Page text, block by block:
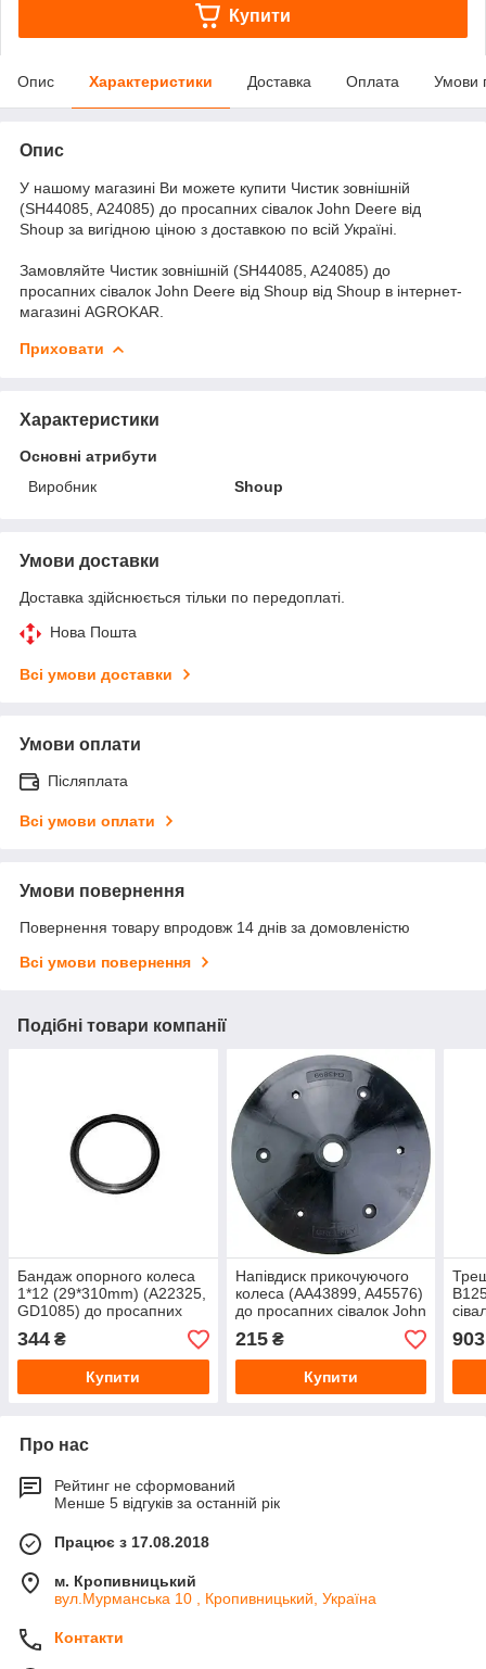
Купити
Опис Характеристики Доставка Оплата Умови
Опис
У нашому магазині Ви можете купити Чистик зовнішній
(SH44085, A24085) до просапних сівалок John Deere від
Shoup за вигідною ціною з доставкою по всій Україні.
Замовляйте Чистик зовнішній (SH44085, A24085) до
просапних сівалок John Deere від Shoup від Shoup в інтернет-
магазині AGROKAR.
Приховати
Характеристики
Основні атрибути
Виробник
Shoup
Умови доставки
Доставка здійснюється тільки по передоплаті.
Нова Пошта
Всі умови доставки
Умови оплати
Післяплата
Всі умови оплати
Умови повернення
Повернення товару впродовж 14 днів за домовленістю
Всі умови повернення
Подібні товари компанії
Бандаж опорного колеса
1*12 (29*310mm) (A22325,
GD1085) до просапних
сівалок John Deere, KINZE
від Shoup
344 ₴
Купити
Напівдиск прикочуючого
колеса (AA43899, A45576)
до просапних сівалок John
Deere від Shoup
215₴
Купити
903
Про нас
Рейтинг не сформований
Менше 5 відгуків за останній рік
Працює з 17.08.2018
м. Кропивницький
вул.Мурманська 10 , Кропивницький, Україна
Контакти